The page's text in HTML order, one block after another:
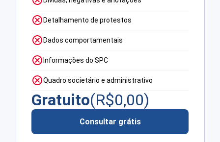
Detalhamento de protestos
Dados comportamentais
Informações do SPC
Quadro societário e administrativo
Gratuito(R$0,00)
Consultar grátis